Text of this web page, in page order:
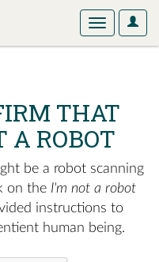
User
Toggle
THAT
A ROBOT
be a robot scanning
on the I'm not a robot
instructions to
human being.